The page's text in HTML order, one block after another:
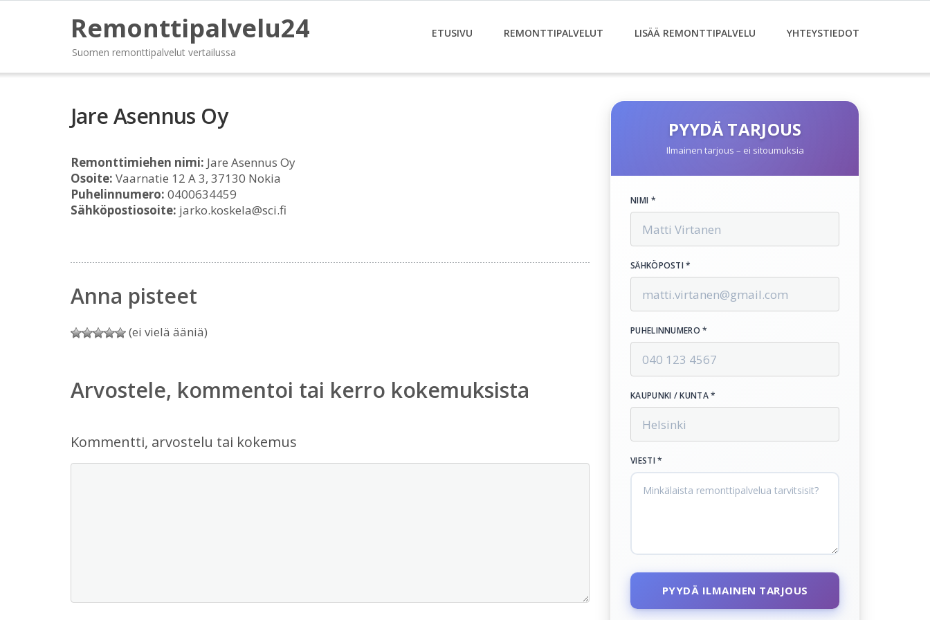
Remonttipalvelu24
Suomen remonttipalvelut vertailussa
ETUSIVU REMONTTIPALVELUT LISÄÄ REMONTTIPALVELU YHTEYSTIEDOT
Jare Asennus Oy
Remonttimiehen nimi: Jare Asennus Oy
Osoite: Vaarnatie 12 A 3, 37130 Nokia
Puhelinnumero: 0400634459
Sähköpostiosoite: jarko.koskela@sci.fi
Anna pisteet
(ei vielä ääniä)
Arvostele, kommentoi tai kerro kokemuksista
Kommentti, arvostelu tai kokemus
PYYDÄ TARJOUS
Ilmainen tarjous – ei sitoumuksia
NIMI *
SÄHKÖPOSTI *
PUHELINNUMERO *
KAUPUNKI / KUNTA *
VIESTI *
PYYDÄ ILMAINEN TARJOUS